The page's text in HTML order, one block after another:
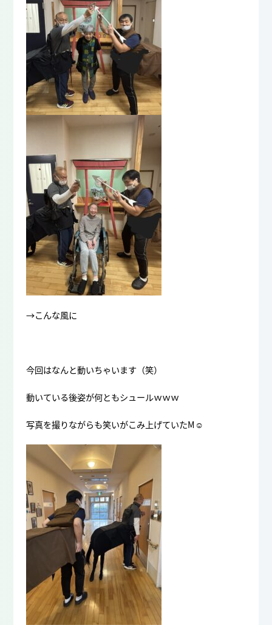
→こんな風に
今回はなんと動いちゃいます（笑）
動いている後姿が何ともシュールｗｗｗ
写真を撮りながらも笑いがこみ上げていたM☺